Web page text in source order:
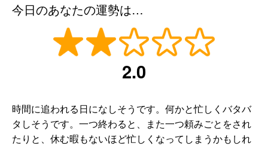
今日のあなたの運勢は…
2.0
時間に追われる日になしそうです。何かと忙しくバタバ
タしそうです。一つ終わると、また一つ頼みごとをされ
たりと、休む暇もないほど忙しくなってしまうかもしれ